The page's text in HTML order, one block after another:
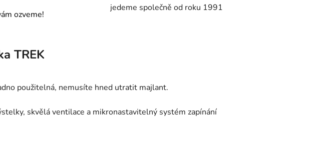
ozveme!
jedeme společně od roku 1991
TREK
použitelná, nemusíte hned utratit majlant.
skvělá ventilace a mikronastavitelný systém zapínání